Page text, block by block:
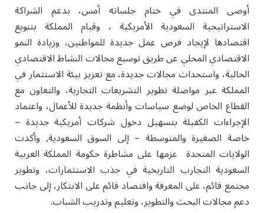
أوصى المنتدى في ختام جلساته أمس، بدعم الشراكة
الاستراتيجية السعودية الأمريكية ، وقيام المملكة بتنويع
اقتصادها لإيجاد فرص عمل جديدة للمواطنين، وزيادة النمو
الاقتصادي المحلي عن طريق توسيع مجالات النشاط الاقتصادي
الحالية، واستحداث مجالات جديدة، مع تعزيز بيئة الاستثمار في
المملكة عبر مواصلة تطوير التشريعات التجارية، والتعاون مع
القطاع الخاص لوضع سياسات وأنظمة جديدة للأعمال، واعتماد
الإجراءات الكفيلة بتسهيل دخول شركات أمريكية جديدة –
خاصة الصغيرة والمتوسطة – إلى السوق السعودية, وأكدت
الولايات المتحدة عزمها على مشاطرة حكومة المملكة العربية
السعودية التجارب التاريخية في جذب الاستثمارات، وتطوير
مجتمع قائم، على المعرفة واقتصاد قائم على الابتكار، إلى جانب
دعم مجالات البحث والتطوير، وتعليم وتدريب الشباب.